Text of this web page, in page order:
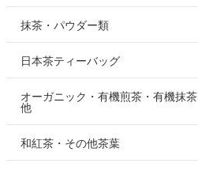
抹茶・パウダー類
日本茶ティーバッグ
オーガニック・有機煎茶・有機抹茶
他
和紅茶・その他茶葉